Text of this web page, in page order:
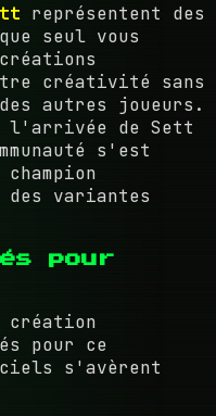
représentent des
seul vous
créativité sans
autres joueurs.
l'arrivée de Sett
s'est
des variantes
pour
création
pour ce
s'avèrent